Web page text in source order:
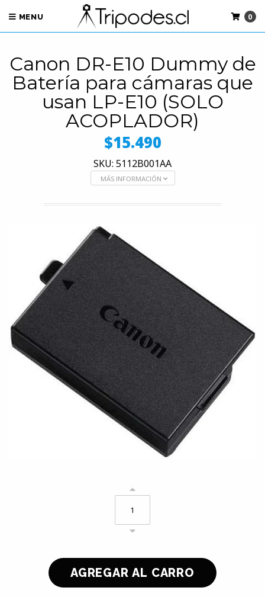
MENU 0
Canon DR-E10 Dummy de
Batería para cámaras que
usan LP-E10 (SOLO
ACOPLADOR)
$15.490
SKU: 5112B001AA
MÁS INFORMACIÓN